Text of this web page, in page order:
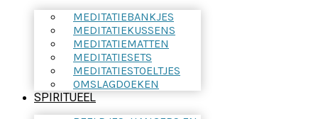
MEDITATIEBANKJES
MEDITATIEKUSSENS
MEDITATIEMATTEN
MEDITATIESETS
MEDITATIESTOELTJES
OMSLAGDOEKEN
SPIRITUEEL